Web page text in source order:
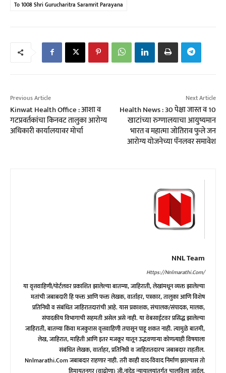
To 1008 Shri Gurucharitra Saramrit Parayana
Previous Article
Kinwat Health Office : आशा व
गटप्रवर्तकांचा किनवट तालुका आरोग्य
अधिकारी कार्यालयावर मोर्चा
Next Article
Health News : 30 पेक्षा जास्त व 10
खाटांच्या रुग्णालयाचा आयुष्यमान
भारत व महात्मा जोतिराव फुले जन
आरोग्य योजनेच्या पॅनलवर समावेश
NNL Team
Https://nnlmarathi.com/
या वृत्तवाहिणी/पोर्टलवर प्रकाशित झालेल्या बातम्या, जाहिराती, लेखांमधून व्यक्त झालेल्या
मतांची जबाबदारी हि फक्त आणि फक्त लेखक, वार्ताहर, पत्रकार, तालुका आणि विशेष
प्रतिनिधी व संबंधित जाहिरातदारांची आहे. यास प्रकाशक, संचालक/संपादक, मालक,
संपादकीय विभागाची सहमती असेल असे नाही. या वेबसाईटवर प्रसिद्ध झालेल्या
जाहिराती, बातम्या किंवा मजकुरास वृत्तवाहिणी तपासून पाहू शकत नाही. त्यामुळे बातमी,
लेख, जाहिरात, माहिती आणि इतर मजकूर यातून उद्भवणाऱ्या कोणत्याही विषयाला
संबंधित लेखक, वार्ताहर, प्रतिनिधी व जाहिरातदारच जबाबदार राहतील.
Nnlmarathi.com जबाबदार राहणार नाही. तरी काही वाद-विवाद निर्माण झाल्यास तो